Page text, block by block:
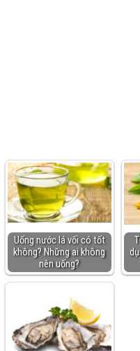
Uống nước lá vối có tốt
không? Những ai không
nên uống?